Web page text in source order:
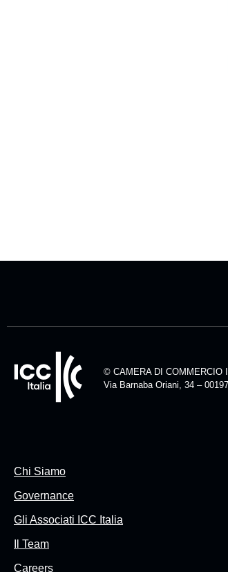
© CAMERA DI COMMERCIO
Via Barnaba Oriani, 34 –
Chi Siamo
Governance
Gli Associati ICC Italia
Il Team
Careers